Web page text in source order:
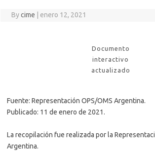
Bycime enero 12, 2021
Documento
interactivo
actualizado
Fuente: Representación OPS/OMS Argentina.
Publicado: 11 de enero de 2021.
La recopilación fue realizada por la
Argentina.